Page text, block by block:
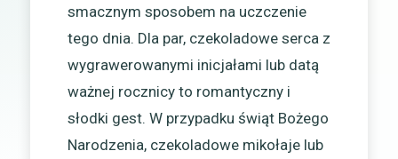
smacznym sposobem na uczczenie
tego dnia. Dla par, czekoladowe serca z
wygrawerowanymi inicjałami lub datą
ważnej rocznicy to romantyczny i
słodki gest. W przypadku świąt Bożego
Narodzenia, czekoladowe mikołaje lub